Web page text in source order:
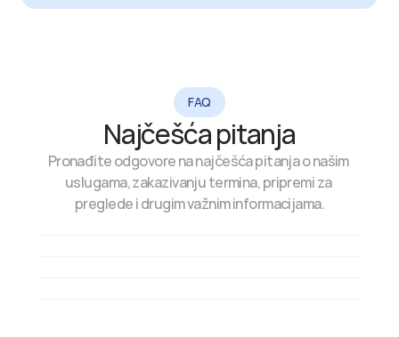
FAQ
Najčešća pitanja
Pronađite odgovore na najčešća pitanja o našim
uslugama, zakazivanju termina, pripremi za
preglede i drugim važnim informacijama.